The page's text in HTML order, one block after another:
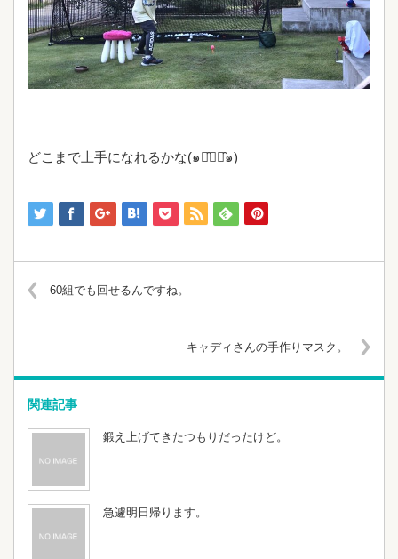
どこまで上手になれるかな(๑･̑◡･̑๑)
60組でも回せるんですね。
キャディさんの手作りマスク。
関連記事
鍛え上げてきたつもりだったけど。
急遽明日帰ります。